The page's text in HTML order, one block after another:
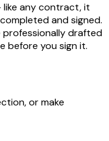
like any contract, it
and signed.
professionally drafted
before you sign it.
or make